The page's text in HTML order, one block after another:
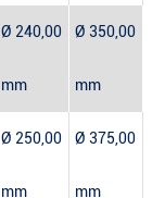
Ø 240,00
mm
Ø 350,00
mm
Ø 250,00
mm
Ø 375,00
mm